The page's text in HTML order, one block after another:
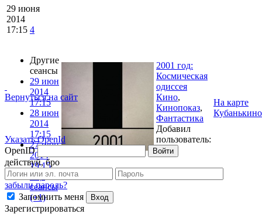
Вернуться на сайт
Указать OpenId
OpenID
Войти
действуй, бро
забыли пароль?
Запомнить меня
Вход
Зарегистрироваться
29 июня
2014
17:15 4
Другие
сеансы
29 июн
2014
17:15
28 июн
2014
17:15
27 июн
2014
19:15
еще
сеансы
(+1)
2001 год:
Космическая
одиссея
Кино,
Кинопоказ,
Фантастика
Добавил
пользователь:
st9ler
На карте
Кубанькино